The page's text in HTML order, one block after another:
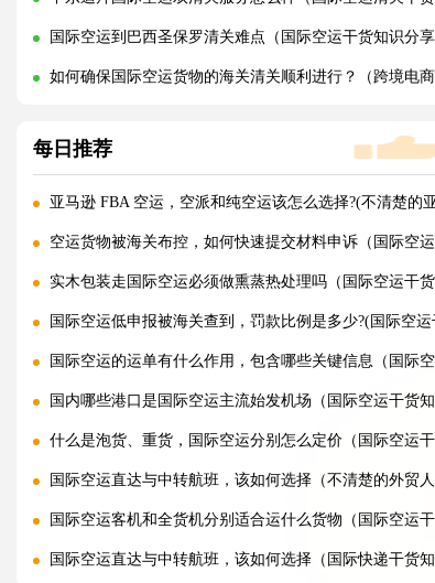
国际空运到巴西圣保罗清关难点（国际空运干货知识分享
如何确保国际空运货物的海关清关顺利进行？（跨境电商
每日推荐
亚马逊 FBA 空运，空派和纯空运该怎么选择?(不清楚的
空运货物被海关布控，如何快速提交材料申诉（国际空运
实木包装走国际空运必须做熏蒸热处理吗（国际空运干货
国际空运低申报被海关查到，罚款比例是多少?(国际空
国际空运的运单有什么作用，包含哪些关键信息（国际空
国内哪些港口是国际空运主流始发机场（国际空运干货知
什么是泡货、重货，国际空运分别怎么定价（国际空运干
国际空运直达与中转航班，该如何选择（不清楚的外贸人
国际空运客机和全货机分别适合运什么货物（国际空运干
国际空运直达与中转航班，该如何选择（国际快递干货知